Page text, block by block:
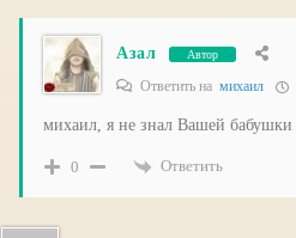
Азал Автор
Ответить на михаил
михаил, я не знал Вашей
0 Ответить